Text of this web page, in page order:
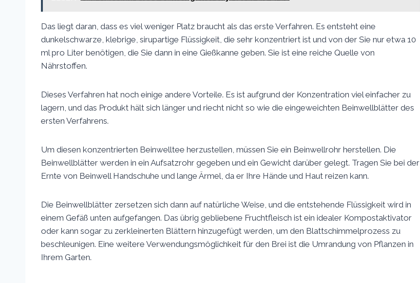
Das liegt daran, dass es viel weniger Platz braucht als das erste Verfahren. Es entsteht eine
dunkelschwarze, klebrige, sirupartige Flüssigkeit, die sehr konzentriert ist und von der Sie nur etwa 10
ml pro Liter benötigen, die Sie dann in eine Gießkanne geben. Sie ist eine reiche Quelle von
Nährstoffen.
Dieses Verfahren hat noch einige andere Vorteile. Es ist aufgrund der Konzentration viel einfacher zu
lagern, und das Produkt hält sich länger und riecht nicht so wie die eingeweichten Beinwellblätter des
ersten Verfahrens.
Um diesen konzentrierten Beinwelltee herzustellen, müssen Sie ein Beinwellrohr herstellen. Die
Beinwellblätter werden in ein Aufsatzrohr gegeben und ein Gewicht darüber gelegt. Tragen Sie bei der
Ernte von Beinwell Handschuhe und lange Ärmel, da er Ihre Hände und Haut reizen kann.
Die Beinwellblätter zersetzen sich dann auf natürliche Weise, und die entstehende Flüssigkeit wird in
einem Gefäß unten aufgefangen. Das übrig gebliebene Fruchtfleisch ist ein idealer Kompostaktivator
oder kann sogar zu zerkleinerten Blättern hinzugefügt werden, um den Blattschimmelprozess zu
beschleunigen. Eine weitere Verwendungsmöglichkeit für den Brei ist die Umrandung von Pflanzen in
Ihrem Garten.